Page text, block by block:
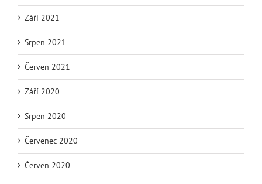
Září 2021
Srpen 2021
Červen 2021
Září 2020
Srpen 2020
Červenec 2020
Červen 2020